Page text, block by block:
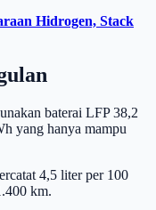
Hidrogen, Stack
baterai LFP 38,2
yang hanya mampu
4,5 liter per 100
km.